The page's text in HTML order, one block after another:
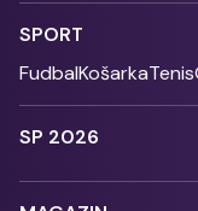
SPORT
FudbalKošarkaTenis
SP 2026